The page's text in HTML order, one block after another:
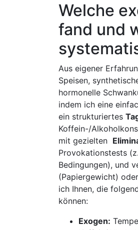
Welche‌
fand und
Aus eigener
Speisen,​
hormonelle
indem ich eine
ein strukturiertes
Koffein-/
mit gezielten ​
Provokationstests
Bedingungen), und
(Papiergewicht)
⁢ich Ihnen, ⁢die
können:⁤
Exogen: